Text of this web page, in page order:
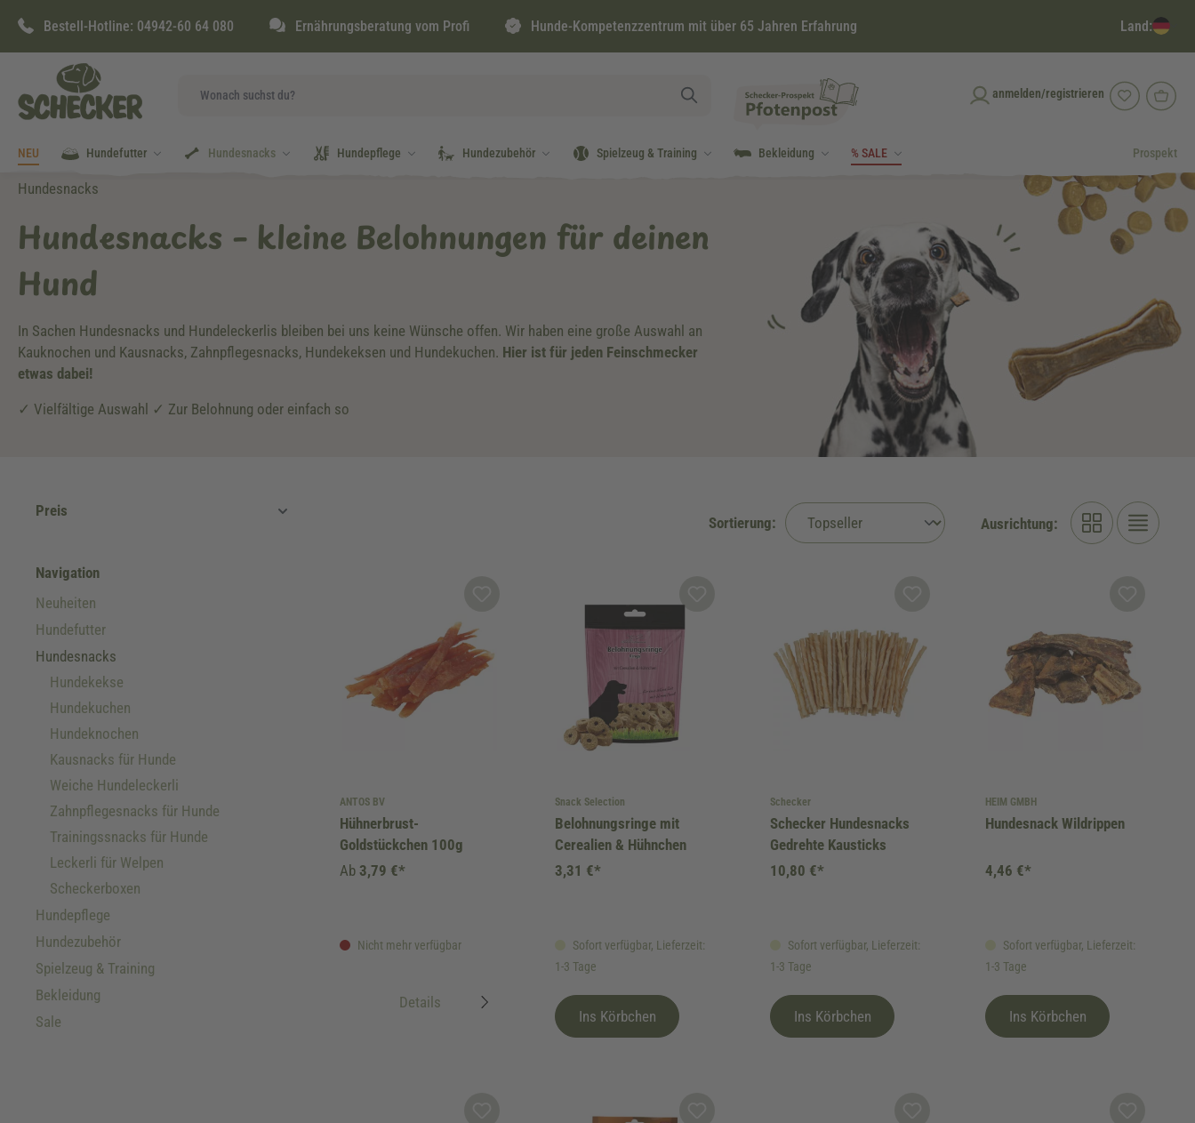
Zur Hauptnavigation springen
Bestell-Hotline: 04942-60 64 080 Ernährungsberatung vom Profi Hunde-Kompetenzzentrum mit über 65 Jahren Erfahrung Land:
anmelden/registrieren
NEU Hundefutter Hundesnacks Hundepflege Hundezubehör Spielzeug & Training Bekleidung % SALE Prospekt
Hundesnacks
Hundesnacks – kleine Belohnungen für deinen
Hund
In Sachen Hundesnacks und Hundeleckerlis bleiben bei uns keine Wünsche offen. Wir haben eine große Auswahl an
Kauknochen und Kausnacks, Zahnpflegesnacks, Hundekeksen und Hundekuchen. Hier ist für jeden Feinschmecker
etwas dabei!
✓ Vielfältige Auswahl ✓ Zur Belohnung oder einfach so
Preis
Navigation
Neuheiten
Hundefutter
Hundesnacks
Hundekekse
Hundekuchen
Hundeknochen
Kausnacks für Hunde
Weiche Hundeleckerli
Zahnpflegesnacks für Hunde
Trainingssnacks für Hunde
Leckerli für Welpen
Scheckerboxen
Hundepflege
Hundezubehör
Spielzeug & Training
Bekleidung
Sale
ANTOS BV
Hühnerbrust-
Goldstückchen 100g
Nicht mehr verfügbar
Ab 3,79 €*
Details
Snack Selection
Belohnungsringe mit
Cerealien & Hühnchen
Sofort verfügbar, Lieferzeit:
1-3 Tage
3,31 €*
Ins Körbchen
Schecker
Schecker Hundesnacks
Gedrehte Kausticks
Sofort verfügbar, Lieferzeit:
1-3 Tage
10,80 €*
Ins Körbchen
HEIM GMBH
Hundesnack Wildrippen
Sofort verfügbar, Lieferzeit:
1-3 Tage
4,46 €*
Ins Körbchen